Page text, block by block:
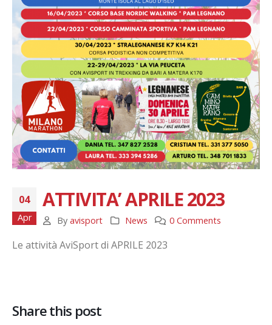
04
Apr
ATTIVITA’ APRILE 2023
By avisport News 0 Comments
Le attività AviSport di APRILE 2023
Share this post